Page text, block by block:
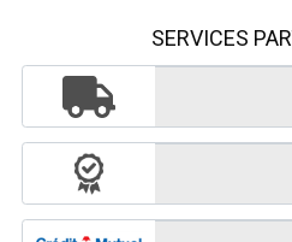
SERVICES